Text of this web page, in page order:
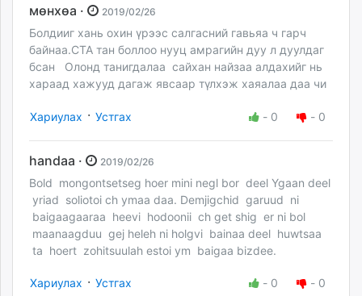
мөнхөа · 2019/02/26
Болдииг хань охин үрээс салгасний гавьяа ч гарч
байнаа.СТА тан боллоо нууц амрагийн дуу л дуулдаг
бсан Олонд танигдалаа сайхан найзаа алдахийг нь
хараад хажууд дагаж явсаар түлхэж хаяалаа даа чи
Хариулах · Устгах - 0 - 0
handaa · 2019/02/26
Bold mongontsetseg hoer mini negl bor deel Ygaan deel
yriad soliotoi ch ymaa daa. Demjigchid garuud ni
baigaagaaraa heevi hodoonii ch get shig er ni bol
maanaagduu gej heleh ni holgvi bainaa deel huwtsaa
ta hoert zohitsuulah estoi ym baigaa bizdee.
Хариулах · Устгах - 0 - 0